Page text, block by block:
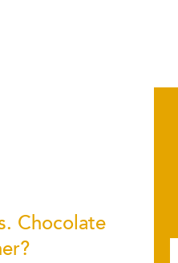
Chocolate